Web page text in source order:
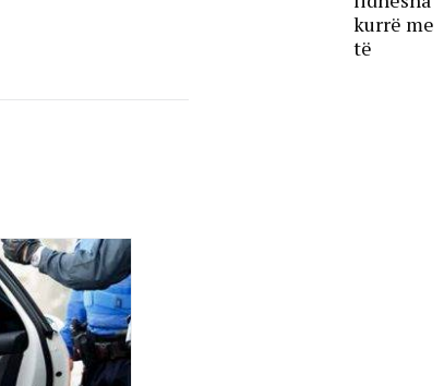
kurrë me
të